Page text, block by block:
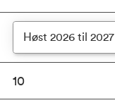
Høst 2026 til 2027
10